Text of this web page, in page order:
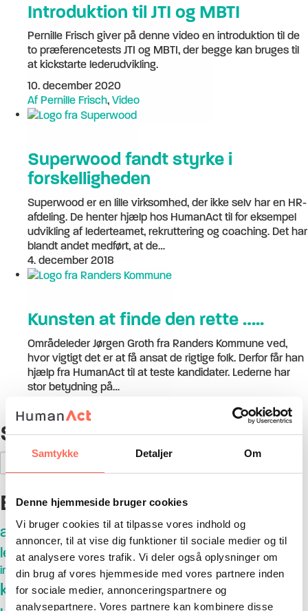
Samtykke Detaljer Om
Denne hjemmeside bruger cookies
Vi bruger cookies til at tilpasse vores indhold og
annoncer, til at vise dig funktioner til sociale medier og til
at analysere vores trafik. Vi deler også oplysninger om
din brug af vores hjemmeside med vores partnere inden
for sociale medier, annonceringspartnere og
analysepartnere. Vores partnere kan kombinere disse
Introduktion til JTI og MBTI
Pernille Frisch giver på denne video en introduktion til de
to præferencetests JTI og MBTI, der begge kan bruges til
at kickstarte lederudvikling.
10. december 2020
Af Pernille Frisch, Video
Superwood fandt styrke i
forskelligheden
Superwood er en lille virksomhed, der ikke selv har en HR-
afdeling. De henter hjælp hos HumanAct til for eksempel
udvikling af lederteamet, rekruttering og coaching. Det har
blandt andet medført, at de…
4. december 2018
Kunsten at finde den rette …..
Områdeleder Jørgen Groth fra Randers Kommune ved,
hvor vigtigt det er at få ansat de rigtige folk. Derfor får han
hjælp fra HumanAct til at teste kandidater. Lederne har
stor betydning på…
Search
Search
for:
Emner
almen lægepraksis arvestrid
de fire
ledervilkår DUP ejerleder feedback generationsskifte
implementeringsdialogen karriere kommunikation
konflikthåndteringkonfliktløsning